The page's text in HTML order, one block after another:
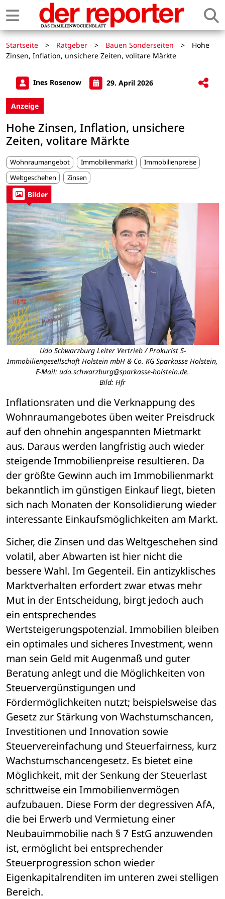
Startseite > Ratgeber > Bauen Sonderseiten >
Hohe
Zinsen, Inflation, unsichere Zeiten, volitare Märkte
Ines Rosenow 29. April 2026
Anzeige
Hohe Zinsen, Inflation, unsichere
Zeiten, volitare Märkte
Wohnraumangebot Immobilienmarkt
Immobilienpreise
Weltgeschehen
Zinsen
Bilder
Udo Schwarzburg Leiter Vertrieb / Prokurist S-
Immobiliengesellschaft Holstein mbH & Co. KG Sparkasse Holstein,
E-Mail: udo.schwarzburg@sparkasse-holstein.de.
Bild: Hfr
Inflationsraten und die Verknappung des
Wohnraumangebotes üben weiter Preisdruck
auf den ohnehin angespannten Mietmarkt
aus. Daraus werden langfristig auch wieder
steigende Immobilienpreise resultieren. Da
der größte Gewinn auch im Immobilienmarkt
bekanntlich im günstigen Einkauf liegt, bieten
sich nach Monaten der Konsolidierung wieder
Sicher, die Zinsen und das Weltgeschehen sind
volatil, aber Abwarten ist hier nicht die
bessere Wahl. Im Gegenteil. Ein antizyklisches
Marktverhalten erfordert zwar etwas mehr
Mut in der Entscheidung, birgt jedoch auch
ein entsprechendes
Wertsteigerungspotenzial. Immobilien bleiben
ein optimales und sicheres Investment, wenn
man sein Geld mit Augenmaß und guter
Beratung anlegt und die Möglichkeiten von
Steuervergünstigungen und
Fördermöglichkeiten nutzt; beispielsweise das
Gesetz zur Stärkung von Wachstumschancen,
Investitionen und Innovation sowie
Steuervereinfachung und Steuerfairness, kurz
Wachstumschancengesetz. Es bietet eine
Möglichkeit, mit der Senkung der Steuerlast
schrittweise ein Immobilienvermögen
aufzubauen. Diese Form der degressiven AfA,
die bei Erwerb und Vermietung einer
Neubauimmobilie nach § 7 EstG anzuwenden
ist, ermöglicht bei entsprechender
Steuerprogression schon wieder
Eigenkapitalrenditen im unteren zwei stelligen
Bereich.